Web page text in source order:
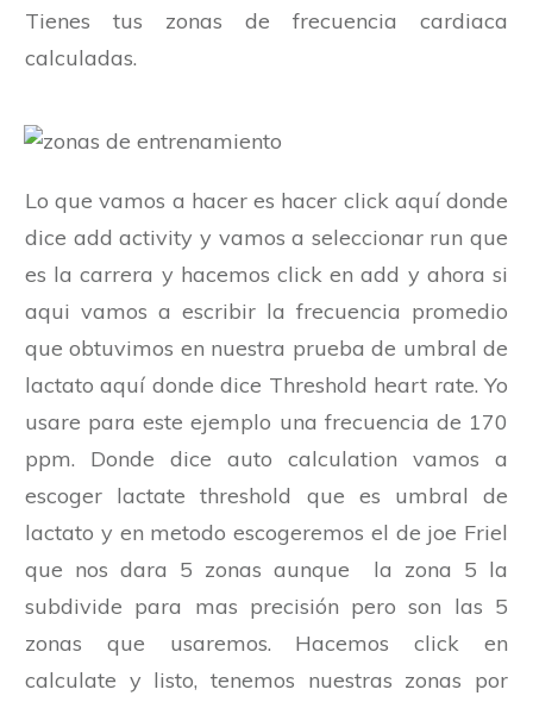
Tienes tus zonas de frecuencia cardiaca
calculadas.
Lo que vamos a hacer es hacer click aquí donde
dice add activity y vamos a seleccionar run que
es la carrera y hacemos click en add y ahora si
aqui vamos a escribir la frecuencia promedio
que obtuvimos en nuestra prueba de umbral de
lactato aquí donde dice Threshold heart rate. Yo
usare para este ejemplo una frecuencia de 170
ppm. Donde dice auto calculation vamos a
escoger lactate threshold que es umbral de
lactato y en metodo escogeremos el de joe Friel
que nos dara 5 zonas aunque la zona 5 la
subdivide para mas precisión pero son las 5
zonas que usaremos. Hacemos click en
calculate y listo, tenemos nuestras zonas por